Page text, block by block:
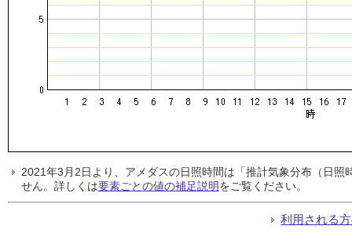
2021年3月2日より、アメダスの日照時間は「推計気象分布（日
せん。詳しくは要素ごとの値の補足説明をご覧ください。
利用される